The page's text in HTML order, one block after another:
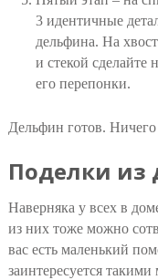
3 идентичные
дельфина. На
и стекой сделайте
его перепонки.
Дельфин готов.
Поделки из
Наверняка у всех в
из них тоже можно
вас есть маленький
заинтересуется